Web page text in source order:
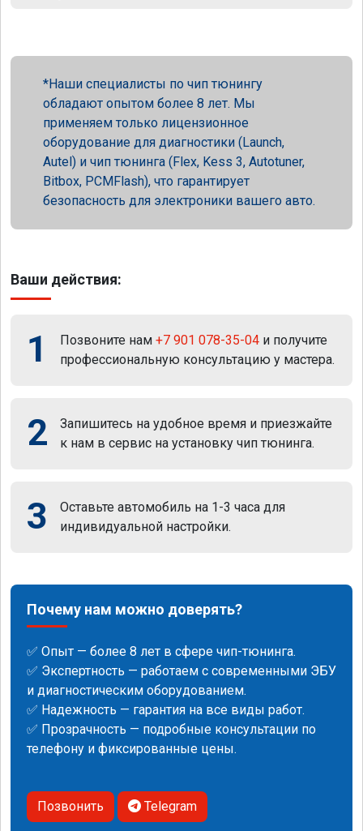
Наши специалисты по чип тюнингу
обладают опытом более 8 лет. Мы
применяем только лицензионное
оборудование для диагностики (Launch,
Autel) и чип тюнинга (Flex, Kess 3, Autotuner,
Bitbox, PCMFlash), что гарантирует
безопасность для электроники вашего авто.
Ваши действия:
1 Позвоните нам +7 901 078-35-04 и получите
профессиональную консультацию у мастера.
2
Запишитесь на удобное время и приезжайте
к нам в сервис на установку чип тюнинга.
3
Оставьте автомобиль на 1-3 часа для
индивидуальной настройки.
Почему нам можно доверять?
✅ Опыт — более 8 лет в сфере чип-тюнинга.
✅ Экспертность — работаем с современными ЭБУ
и диагностическим оборудованием.
✅ Надежность — гарантия на все виды работ.
✅ Прозрачность — подробные консультации по
телефону и фиксированные цены.
Позвонить Telegram